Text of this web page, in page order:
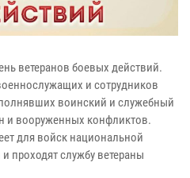
ветеранов боевых действий.
и сотрудников
воинский и служебный
и вооруженных конфликтов.
для войск национальной
проходят службу ветераны